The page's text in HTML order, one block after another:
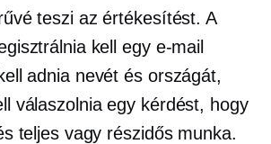
teszi az értékesítést. A
kell egy e-mail
adnia nevét és országát,
válaszolnia egy kérdést, hogy
teljes vagy részidősmunka.